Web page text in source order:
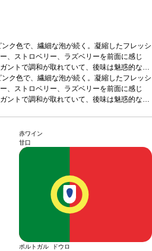
ク色で、繊細な泡が続く。凝縮したフレッシ
、ストロベリー、ラズベリーを前面に感じ
ントで調和が取れていて、後味は魅惑的なム
料理、中華料理、インド料理、日本料理など
。葡萄品種トウリガ・ナシオナル 100%
ク色で、繊細な泡が続く。凝縮したフレッシ
、ストロベリー、ラズベリーを前面に感じ
ントで調和が取れていて、後味は魅惑的なム
赤ワイン
甘口
ポルトガル ドウロ